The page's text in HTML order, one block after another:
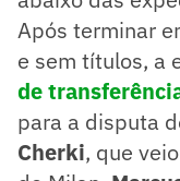
Após terminar
e sem títulos, a
de
para a disputa
Cherki, que